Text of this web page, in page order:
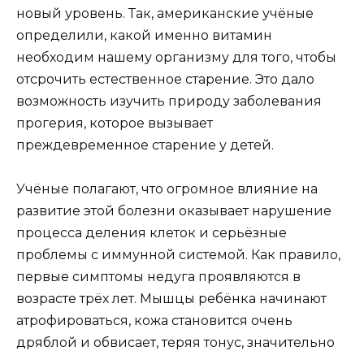
новый уровень. Так, американские учёные
определили, какой именно витамин
необходим нашему организму для того, чтобы
отсрочить естественное старение. Это дало
возможность изучить природу заболевания
прогерия, которое вызывает
преждевременное старение у детей.
Учёные полагают, что огромное влияние на
развитие этой болезни оказывает нарушение
процесса деления клеток и серьёзные
проблемы с иммунной системой. Как правило,
первые симптомы недуга проявляются в
возрасте трёх лет. Мышцы ребёнка начинают
атрофироваться, кожа становится очень
дряблой и обвисает, теряя тонус, значительно